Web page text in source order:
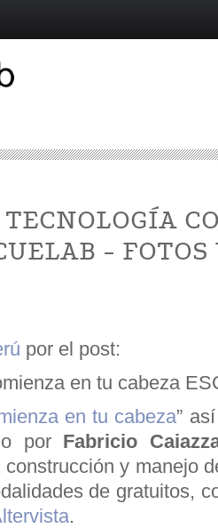
-
por el post:
en tu cabeza”
por Fabricio
construcción y manejo
de gratuitos,
.